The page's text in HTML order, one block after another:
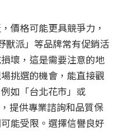
價格可能更具競爭力，
派」等品牌常有促銷活
壞，這是需要注意的地
挑選的機會，能直接觀
如「台北花市」或
提供專業諮詢和品質保
能受限。選擇信譽良好